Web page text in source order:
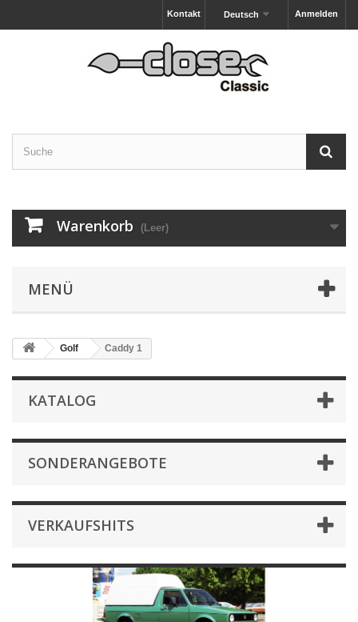
Anmelden
Deutsch
Kontakt
Warenkorb (Leer)
MENÜ
Golf Caddy 1
KATALOG
SONDERANGEBOTE
VERKAUFSHITS